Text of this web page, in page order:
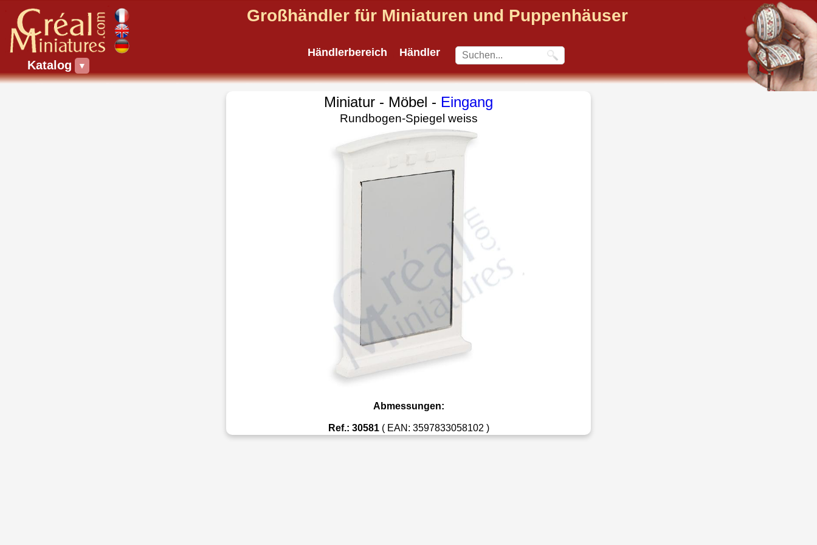
Katalog ▼
Großhändler für Miniaturen und Puppenhäuser
Händlerbereich Händler
Miniatur - Möbel - Eingang
Rundbogen-Spiegel weiss
Abmessungen:
Ref.: 30581( EAN: 3597833058102 )